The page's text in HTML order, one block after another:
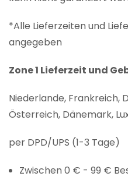
*Alle Lieferzeiten und
angegeben
Zone 1 Lieferzeit und
Niederlande, Frankreich,
Österreich, Dänemark,
per DPD/UPS (1-3 Tage)
Zwischen 0 € - 99 €